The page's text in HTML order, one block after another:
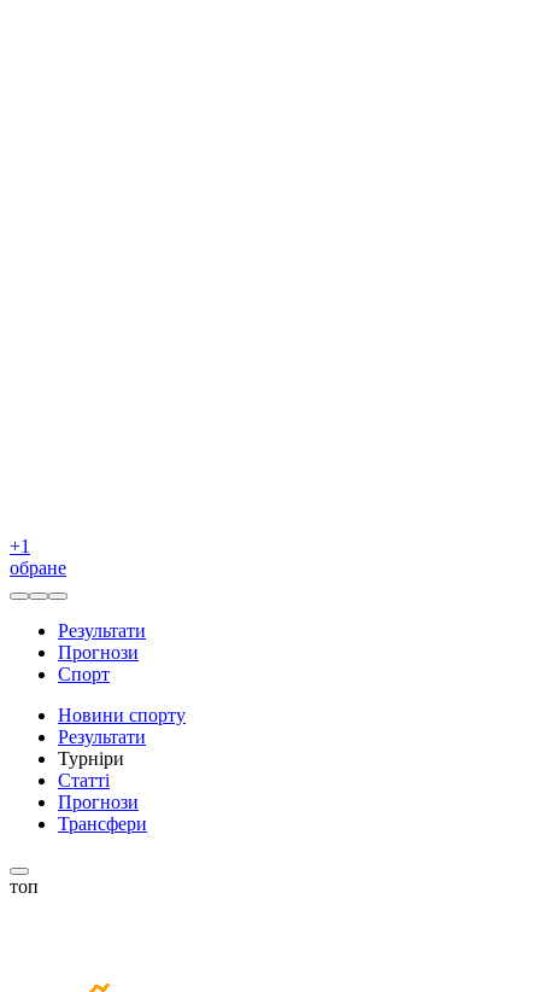
+1
обране
Результати
Прогнози
Спорт
Новини спорту
Результати
Турніри
Статті
Прогнози
Трансфери
топ